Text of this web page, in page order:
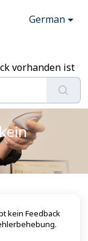
German
vorhanden ist
kein Feedback